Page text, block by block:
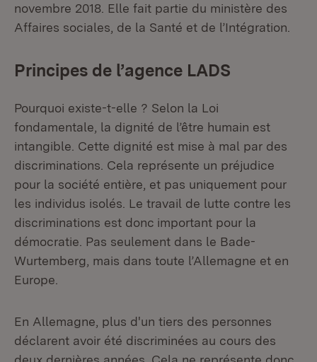
novembre 2018. Elle fait partie du ministère des
Affaires sociales, de la Santé et de l’Intégration.
Principes de l’agence LADS
Pourquoi existe-t-elle ? Selon la Loi
fondamentale, la dignité de l’être humain est
intangible. Cette dignité est mise à mal par des
discriminations. Cela représente un préjudice
pour la société entière, et pas uniquement pour
les individus isolés. Le travail de lutte contre les
discriminations est donc important pour la
démocratie. Pas seulement dans le Bade-
Wurtemberg, mais dans toute l’Allemagne et en
Europe.
En Allemagne, plus d'un tiers des personnes
déclarent avoir été discriminées au cours des